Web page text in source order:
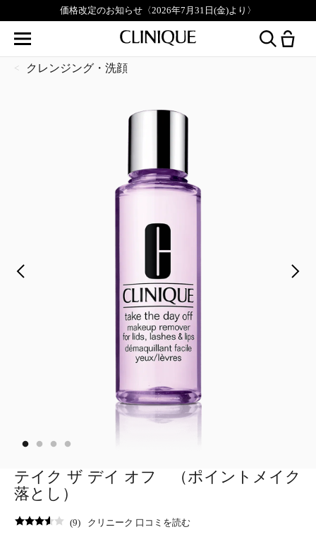
価格改定のお知らせ〈2026年7月31日(金)より〉
クレンジング・洗顔
テイク ザ デイ オフ （ポイントメイク
落とし）
(9) クリニーク 口コミを読む